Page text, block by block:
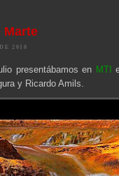
Marte
2010
presentábamos en MTI
y Ricardo Amils.